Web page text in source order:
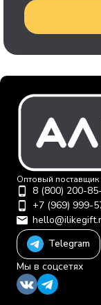
Оптовый
8 (800) 200-
+7 (969) 999-
Telegram
Мы в соцсетях